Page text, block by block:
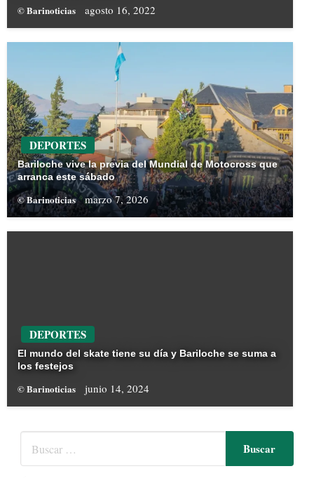
© Barinoticias agosto 16, 2022
DEPORTES
Bariloche vive la previa del Mundial de Motocross que
arranca este sábado
© Barinoticias marzo 7, 2026
DEPORTES
El mundo del skate tiene su día y Bariloche se suma a
los festejos
© Barinoticias junio 14, 2024